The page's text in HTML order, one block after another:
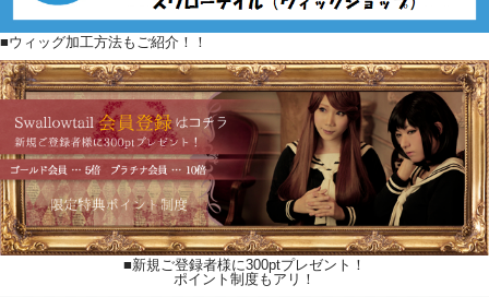
■ウィッグ加工方法もご紹介！！
■新規ご登録者様に300ptプレゼント！
ポイント制度もアリ！